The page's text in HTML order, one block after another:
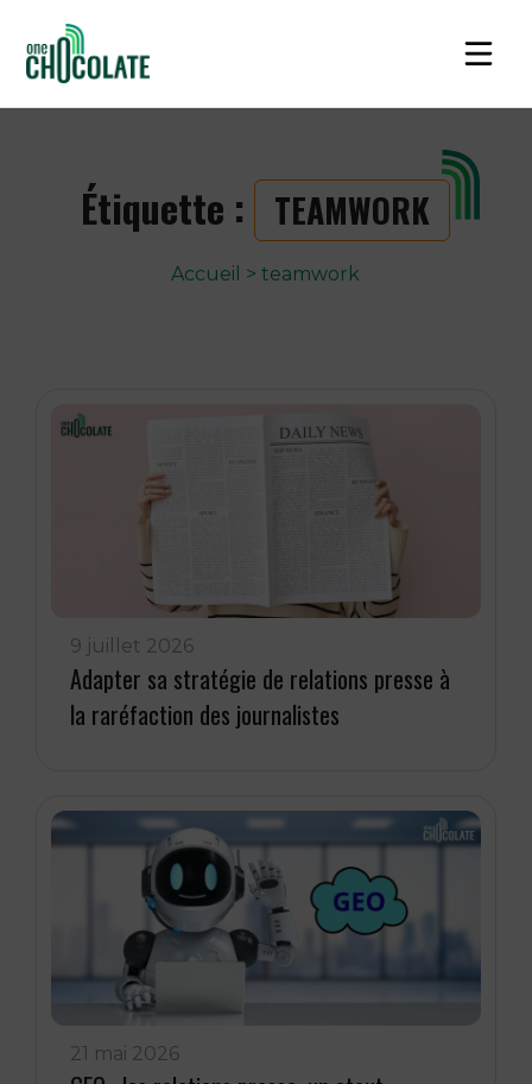
Étiquette : TEAMWORK
Accueil >teamwork
9 juillet 2026
Adapter sa stratégie de relations presse à
la raréfaction des journalistes
21 mai 2026